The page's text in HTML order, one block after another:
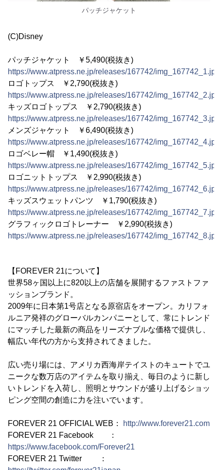
パッチジャケット
(C)Disney
パッチジャケット ￥5,490(税抜き)
https://www.atpress.ne.jp/releases/167742/
ロゴトップス ￥2,790(税抜き)
https://www.atpress.ne.jp/releases/167742/
キッズロゴトップス ￥2,790(税抜き)
https://www.atpress.ne.jp/releases/167742/
メンズジャケット ￥6,490(税抜き)
https://www.atpress.ne.jp/releases/167742/
ロゴベレー帽 ￥1,490(税抜き)
https://www.atpress.ne.jp/releases/167742/
ロゴニットトップス ￥2,990(税抜き)
https://www.atpress.ne.jp/releases/167742/
キッズスウェットパンツ ￥1,790(税抜き)
https://www.atpress.ne.jp/releases/167742/
グラフィックロゴトレーナー ￥2,990(税抜き)
https://www.atpress.ne.jp/releases/167742/
【FOREVER 21について】
世界58ヶ国以上に820以上の店舗を展開するファストファ
ッションブランド。
2009年に日本第1号店となる原宿店をオープン。カリフォ
ルニア発祥のグローバルカンパニーとして、常にトレンド
にマッチした最新の商品をリーズナブルな価格で提供し、
幅広い年代の方から支持されてきました。
広い売り場には、アメリカ西海岸テイストのキュートでユ
ニークな数万店のアイテムを取り揃え、毎日のように新し
いトレンドを入荷し、照明とサウンドが盛り上げるショッ
ピング空間の創造に力を注いでいます。
FOREVER 21 OFFICIAL WEB：
http://www.forever21.com
FOREVER 21 Facebook ：
https://www.facebook.com/Forever21
FOREVER 21 Twitter ：